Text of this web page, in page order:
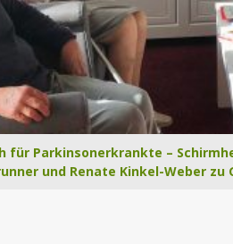
für Parkinsonerkrankte –
und Renate Kinkel-Weber